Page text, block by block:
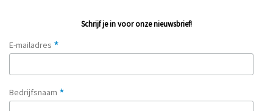
Schrijf je in voor onze nieuwsbrief!
E-mailadres *
Bedrijfsnaam *